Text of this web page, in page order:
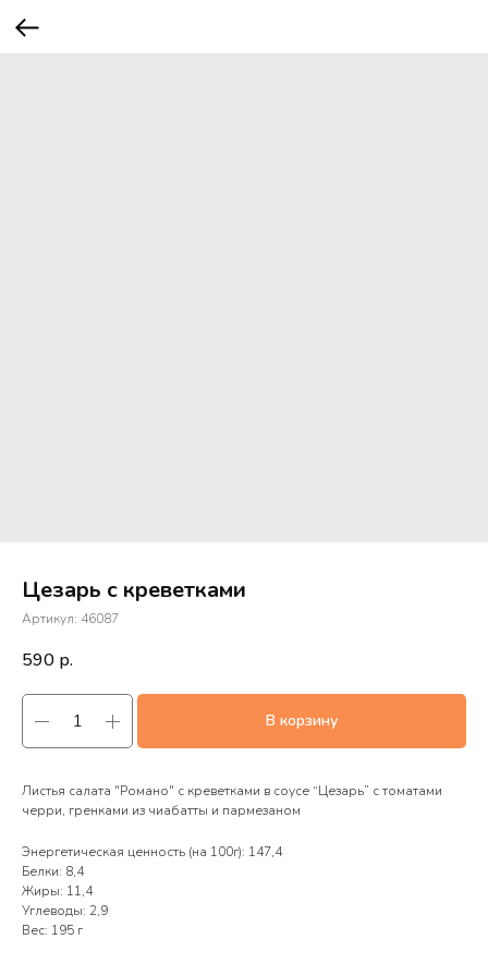
Цезарь с креветками
Артикул: 46087
590 р.
В корзину
Листья салата "Романо" с креветками в соусе “Цезарь” с томатами
черри, гренками из чиабатты и пармезаном
Энергетическая ценность (на 100г): 147,4
Белки: 8,4
Жиры: 11,4
Углеводы: 2,9
Вес: 195 г